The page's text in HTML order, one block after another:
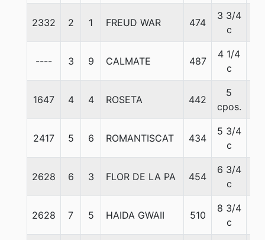
2332 2 1 FREUD WAR 474
3 3/4
c
---- 3 9 CALMATE 487
4 1/4
c
1647 4 4 ROSETA 442
5
cpos.
2417 5 6 ROMANTISCAT 434
5 3/4
c
2628 6 3 FLOR DE LA PA 454
6 3/4
c
2628 7 5 HAIDA GWAII 510
8 3/4
c